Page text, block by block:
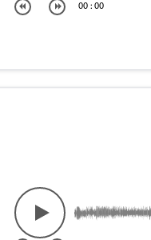
00 : 00